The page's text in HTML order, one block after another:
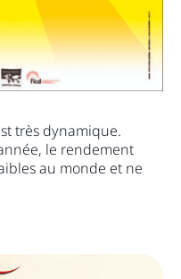
très dynamique.
le rendement
au monde et ne